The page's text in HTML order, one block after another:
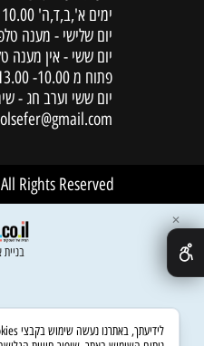
ימים א',ב,ד,ה' 10.00 -18.00
יום שלישי - מענה
יום ששי - אין מענה
פתוח מ 10.00- 13.00
יום ששי וערב חג -
Rights Reserved
בניית
✕